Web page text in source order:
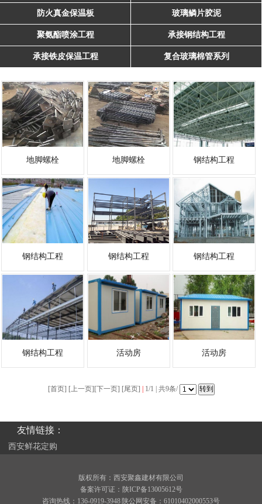
防火真金保温板 玻璃鳞片胶泥
聚氨酯喷涂工程 承接钢结构工程
承接铁皮保温工程 复合玻璃棉管系列
地脚螺栓 地脚螺栓 钢结构工程
钢结构工程 钢结构工程 钢结构工程
钢结构工程 活动房 活动房
[首页] [上一页][下一页] [尾页] | 1/1 | 共9条/
友情链接：
西安鲜花定购
版权所有：西安聚鑫建材有限公司
备案许可证： 陕ICP备13005612号
咨询热线：136-0919-3948陕公网安备：61010402000553号